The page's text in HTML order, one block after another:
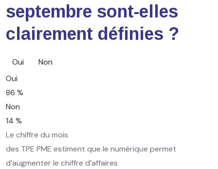
septembre sont-elles
clairement définies ?
Oui
Non
Oui
86 %
Non
14 %
Le chiffre du mois
des TPE PME estiment que le numérique permet
d’augmenter le chiffre d’affaires